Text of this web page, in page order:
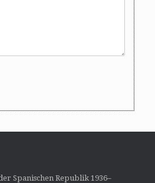
Spanischen Republik 1936–